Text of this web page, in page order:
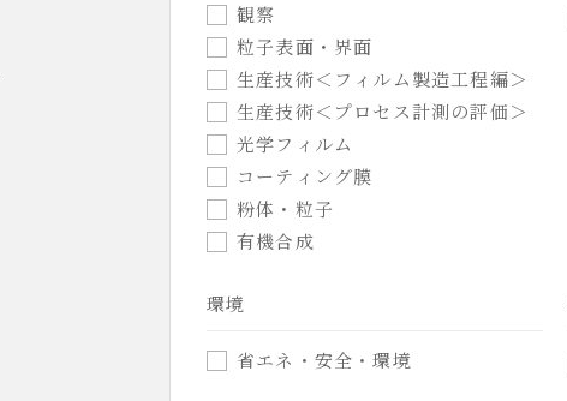
観察
粒子表面・界面
生産技術＜フィルム製造工程編＞
生産技術＜プロセス計測の評価＞
光学フィルム
コーティング膜
粉体・粒子
有機合成
環境
省エネ・安全・環境